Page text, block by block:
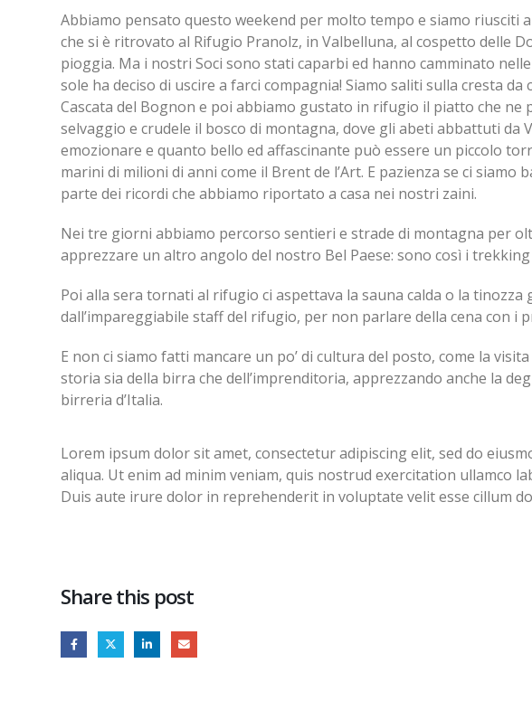
Abbiamo pensato questo weekend per molto tempo e siamo riusciti
che si è ritrovato al Rifugio Pranolz, in Valbelluna, al cospetto delle
pioggia. Ma i nostri Soci sono stati caparbi ed hanno camminato
sole ha deciso di uscire a farci compagnia! Siamo saliti sulla cresta
Cascata del Bognon e poi abbiamo gustato in rifugio il piatto che
selvaggio e crudele il bosco di montagna, dove gli abeti abbattuti da
emozionare e quanto bello ed affascinante può essere un piccolo
marini di milioni di anni come il Brent de l’Art. E pazienza se ci
parte dei ricordi che abbiamo riportato a casa nei nostri zaini.
Nei tre giorni abbiamo percorso sentieri e strade di montagna per
apprezzare un altro angolo del nostro Bel Paese: sono così i
Poi alla sera tornati al rifugio ci aspettava la sauna calda o la
dall’impareggiabile staff del rifugio, per non parlare della cena con i
E non ci siamo fatti mancare un po’ di cultura del posto, come la
storia sia della birra che dell’imprenditoria, apprezzando anche la
birreria d’Italia.
Lorem ipsum dolor sit amet, consectetur adipiscing elit, sed do
aliqua. Ut enim ad minim veniam, quis nostrud exercitation ullamco
Duis aute irure dolor in reprehenderit in voluptate velit esse cillum
Share this post